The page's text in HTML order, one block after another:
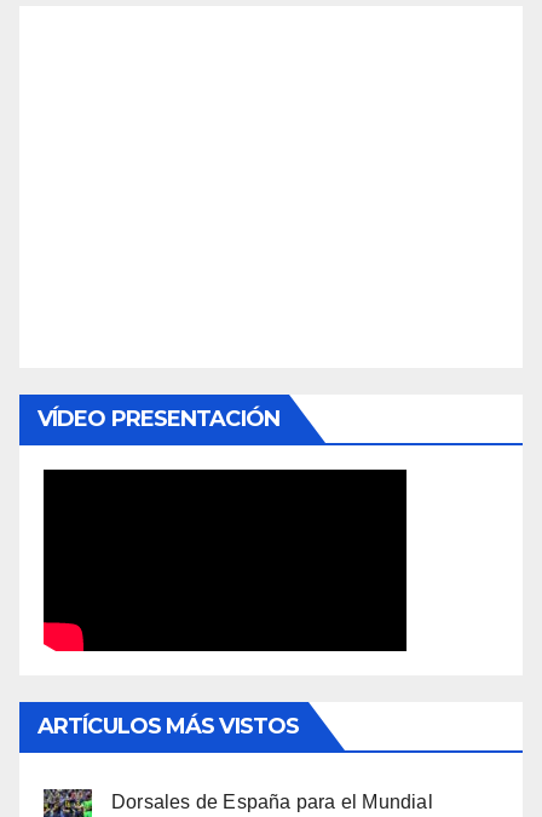
VÍDEO PRESENTACIÓN
ARTÍCULOS MÁS VISTOS
Dorsales de España para el Mundial